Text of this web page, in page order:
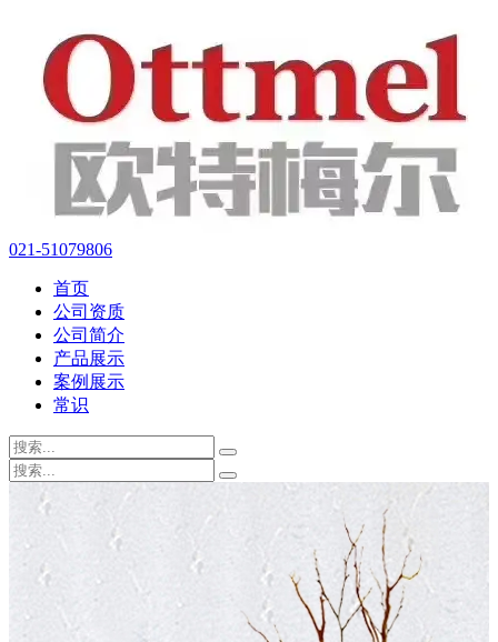
021-51079806
首页
公司资质
公司简介
产品展示
案例展示
常识